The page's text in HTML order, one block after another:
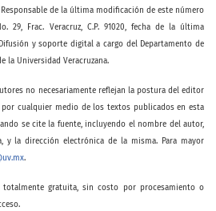
Responsable de la última modificación de este número
29, Frac. Veracruz, C.P. 91020, fecha de la última
y soporte digital a cargo del Departamento de
la Universidad Veracruzana.
no necesariamente reflejan la postura del editor
cualquier medio de los textos publicados en esta
se cite la fuente, incluyendo el nombre del autor,
y la dirección electrónica de la misma. Para mayor
.
totalmente gratuita, sin costo por procesamiento o